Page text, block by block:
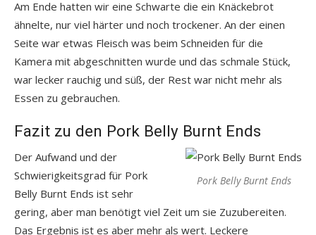
Am Ende hatten wir eine Schwarte die ein Knäckebrot
ähnelte, nur viel härter und noch trockener. An der einen
Seite war etwas Fleisch was beim Schneiden für die
Kamera mit abgeschnitten wurde und das schmale Stück,
war lecker rauchig und süß, der Rest war nicht mehr als
Essen zu gebrauchen.
Fazit zu den Pork Belly Burnt Ends
Pork Belly Burnt Ends
Der Aufwand und der
Schwierigkeitsgrad für Pork
Belly Burnt Ends ist sehr
gering, aber man benötigt viel Zeit um sie Zuzubereiten.
Das Ergebnis ist es aber mehr als wert. Leckere